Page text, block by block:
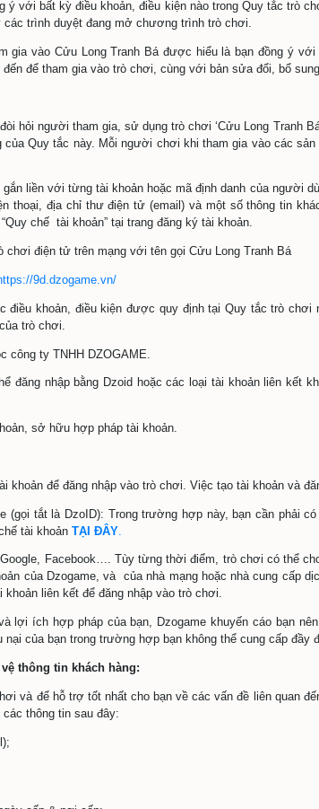
Bá (“9D” hoặc “cuulongtranhba”) là tên
không được phép sử dụng sản phẩm này.
dụng sản phẩm, bạn cần đọc, hiểu rõ và
những điều khoản hạn chế đối với
bạn không đồng ý với bất kỳ điều khoản, điều
đóng, tắt ngay các trình duyệt đang mở
nhập và tham gia vào Cửu Long Tranh
được liên kết đến để tham gia vào trò chơi,
những quy định đòi hỏi người tham gia, sử
nhân sẽ được gắn liền với từng tài khoản
các quy định ở “Quy chế tài khoản” tại trang
phẩm”: là trò chơi điện tử trên mạng với tên
trò chơi là:https://9d.dzogame.vn/
trò chơi là các điều khoản, điều kiện được
Trang chủ của trò chơi.
hiệu thuộc công ty TNHH DZOGAME.
chơi có thể đăng nhập bằng Dzoid
là chủ tài khoản, sở hữu hợp pháp tài
Đăng nhập: